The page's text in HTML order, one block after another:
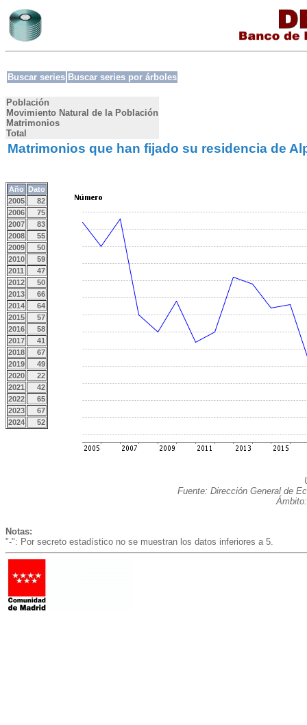
Buscar series Buscar series por árboles
Población
Movimiento Natural de la Población
Matrimonios
Total
Matrimonios que han fijado su residencia de
Año Dato
2005
82
2006
75
2007
83
2008
55
2009
50
2010
59
2011
47
2012
50
2013
66
2014
64
2015
57
2016
58
2017
41
2018
67
2019
49
2020
22
2021
42
2022
65
2023
67
2024
52
Fuente: Dirección General de
Notas:
"-": Por secreto estadístico no se muestran los datos inferiores a 5.